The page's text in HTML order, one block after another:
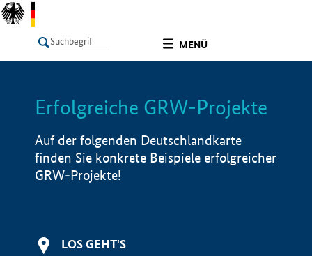
MENÜ
LISTE Info
Erfolgreiche GRW-Projekte
Auf der folgenden Deutschlandkarte
finden Sie konkrete Beispiele erfolgreicher
GRW-Projekte!
LOS GEHT'S